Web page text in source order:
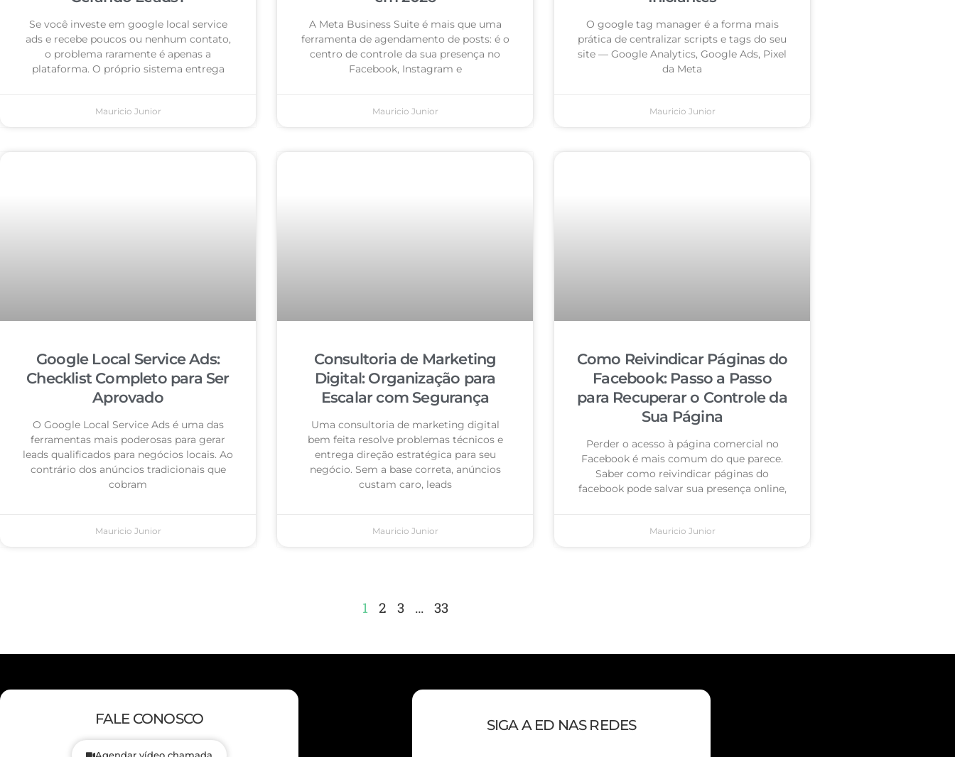
Se você investe em google local service
ads e recebe poucos ou nenhum contato,
o problema raramente é apenas a
plataforma. O próprio sistema entrega
Mauricio Junior
A Meta Business Suite é mais que uma
ferramenta de agendamento de posts: é o
centro de controle da sua presença no
Facebook, Instagram e
Mauricio Junior
O google tag manager é a forma mais
prática de centralizar scripts e tags do seu
site — Google Analytics, Google Ads, Pixel
da Meta
Mauricio Junior
Google Local Service Ads:
Checklist Completo para Ser
Aprovado
O Google Local Service Ads é uma das
ferramentas mais poderosas para gerar
leads qualificados para negócios locais. Ao
contrário dos anúncios tradicionais que
cobram
Mauricio Junior
Consultoria de Marketing
Digital: Organização para
Escalar com Segurança
Uma consultoria de marketing digital
bem feita resolve problemas técnicos e
entrega direção estratégica para seu
negócio. Sem a base correta, anúncios
custam caro, leads
Mauricio Junior
Como Reivindicar Páginas do
Facebook: Passo a Passo
para Recuperar o Controle da
Sua Página
Perder o acesso à página comercial no
Facebook é mais comum do que parece.
Saber como reivindicar páginas do
facebook pode salvar sua presença online,
Mauricio Junior
1 2 3 … 33
FALE CONOSCO SIGA A ED NAS REDES